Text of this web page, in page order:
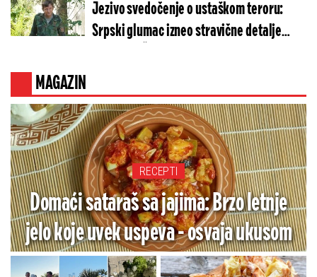
Jezivo svedočenje o ustaškom teroru:
Srpski glumac izneo stravične detalje
MAGAZIN
RECEPTI
Domaći sataraš sa jajima: Brzo letnje
jelo koje uvek uspeva - osvaja ukusom